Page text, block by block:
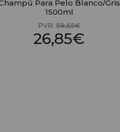
Para Pelo Blanco/Gris
1500ml
PVR: 58,65€
26,85€